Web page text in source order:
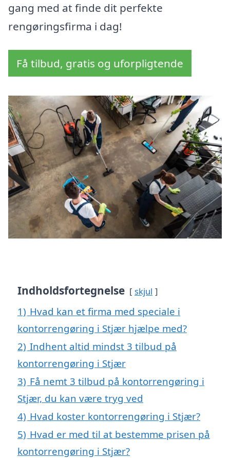
gang med at finde dit perfekte
rengøringsfirma i dag!
Få tilbud, gratis og uforpligtende
Indholdsfortegnelse skjul
1) Hvad kan et firma med speciale i
kontorrengøring i Stjær hjælpe med?
2) Indhent altid mindst 3 tilbud på
kontorrengøring i Stjær
3) Få nemt 3 tilbud på kontorrengøring i
Stjær, du kan være tryg ved
4) Hvad koster kontorrengøring i Stjær?
5) Hvad er med til at bestemme prisen på
kontorrengøring i Stjær?